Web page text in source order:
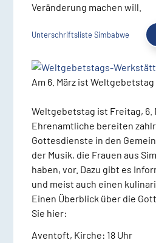
Veränderung machen will.
Unterschriftsliste Simbabwe
Am 6. März ist Weltgebetstag
Weltgebetstag ist Freitag, 6.
Ehrenamtliche bereiten
Gottesdienste in den
der Musik, die Frauen aus
haben, vor. Dazu gibt es
und meist auch einen
Einen Überblick über die
Sie hier:
Aventoft, Kirche: 18 Uhr